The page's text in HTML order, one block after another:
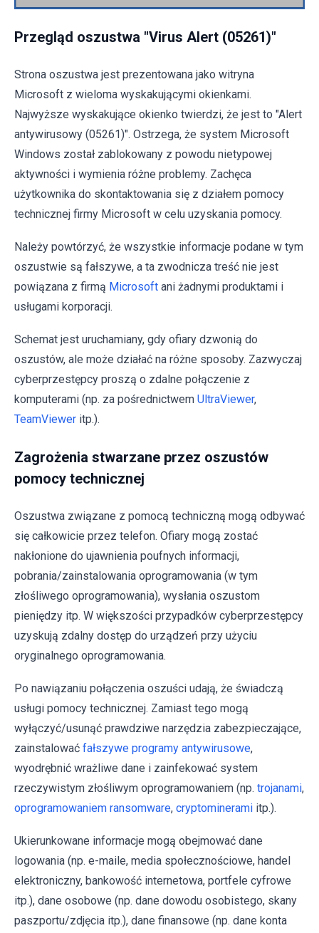
Przegląd oszustwa "Virus Alert (05261)"
Strona oszustwa jest prezentowana jako witryna
Microsoft z wieloma wyskakującymi okienkami.
Najwyższe wyskakujące okienko twierdzi, że jest to "Alert
antywirusowy (05261)". Ostrzega, że system Microsoft
Windows został zablokowany z powodu nietypowej
aktywności i wymienia różne problemy. Zachęca
użytkownika do skontaktowania się z działem pomocy
technicznej firmy Microsoft w celu uzyskania pomocy.
Należy powtórzyć, że wszystkie informacje podane w tym
oszustwie są fałszywe, a ta zwodnicza treść nie jest
powiązana z firmą Microsoft ani żadnymi produktami i
usługami korporacji.
Schemat jest uruchamiany, gdy ofiary dzwonią do
oszustów, ale może działać na różne sposoby. Zazwyczaj
cyberprzestępcy proszą o zdalne połączenie z
komputerami (np. za pośrednictwem UltraViewer,
TeamViewer itp.).
Zagrożenia stwarzane przez oszustów
pomocy technicznej
Oszustwa związane z pomocą techniczną mogą odbywać
się całkowicie przez telefon. Ofiary mogą zostać
nakłonione do ujawnienia poufnych informacji,
pobrania/zainstalowania oprogramowania (w tym
złośliwego oprogramowania), wysłania oszustom
pieniędzy itp. W większości przypadków cyberprzestępcy
uzyskują zdalny dostęp do urządzeń przy użyciu
oryginalnego oprogramowania.
Po nawiązaniu połączenia oszuści udają, że świadczą
usługi pomocy technicznej. Zamiast tego mogą
wyłączyć/usunąć prawdziwe narzędzia zabezpieczające,
zainstalować fałszywe programy antywirusowe,
wyodrębnić wrażliwe dane i zainfekować system
rzeczywistym złośliwym oprogramowaniem (np. trojanami,
oprogramowaniem ransomware, cryptominerami itp.).
Ukierunkowane informacje mogą obejmować dane
logowania (np. e-maile, media społecznościowe, handel
elektroniczny, bankowość internetowa, portfele cyfrowe
itp.), dane osobowe (np. dane dowodu osobistego, skany
paszportu/zdjęcia itp.), dane finansowe (np. dane konta